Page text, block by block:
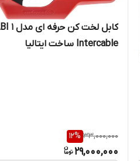
Intercable ساخت ایتالیا
33,000,000
12%
29,000,000